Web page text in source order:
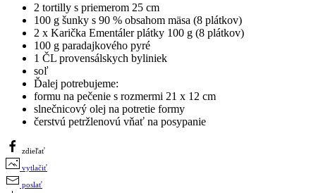
2 tortilly s priemerom 25 cm
100 g šunky s 90 % obsahom mäsa (8 plátkov)
2 x Karička Ementáler plátky 100 g (8 plátkov)
100 g paradajkového pyré
1 ČL provensálskych byliniek
soľ
Ďalej potrebujeme:
formu na pečenie s rozmermi 21 x 12 cm
slnečnicový olej na potretie formy
čerstvú petržlenovú vňať na posypanie
zdieľať
vytlačiť
poslať